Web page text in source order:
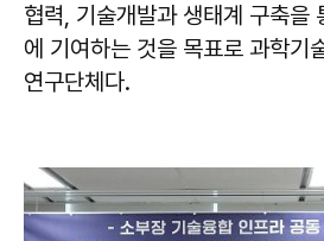
협력, 기술개발과 생태계 구축을
에 기여하는 것을 목표로 과학기
연구단체다.